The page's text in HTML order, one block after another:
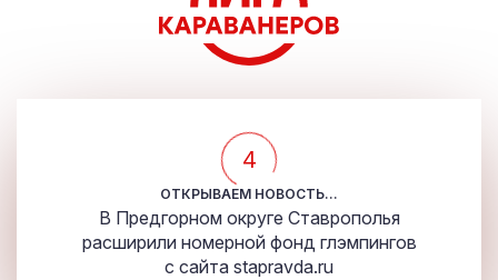
4
ОТКРЫВАЕМ НОВОСТЬ...
В Предгорном округе Ставрополья
расширили номерной фонд глэмпингов
с сайта stapravda.ru